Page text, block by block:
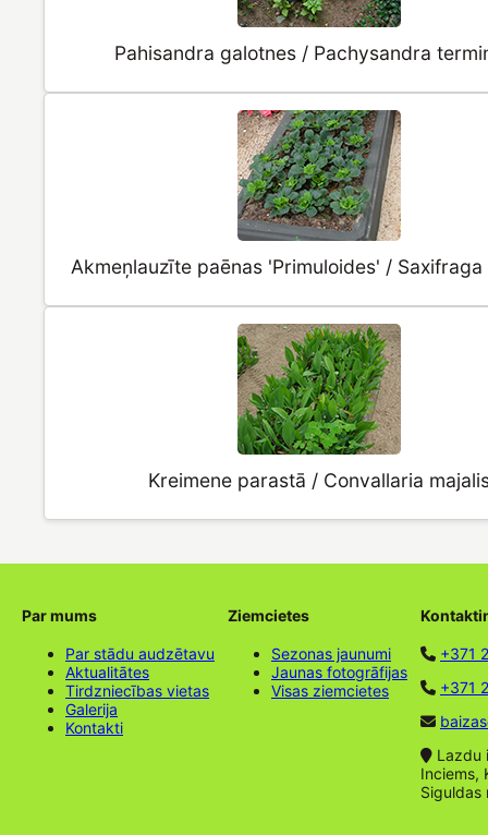
Pahisandra galotnes / Pachysandra
Akmeņlauzīte paēnas 'Primuloides' /
Kreimene parastā / Convallaria
Par mums
Par stādu audzētavu
Aktualitātes
Tirdzniecības vietas
Galerija
Kontakti
Ziemcietes
Sezonas jaunumi
Jaunas fotogrāfijas
Visas ziemcietes
+371
+371
Lazdu
Inciems,
Siguldas